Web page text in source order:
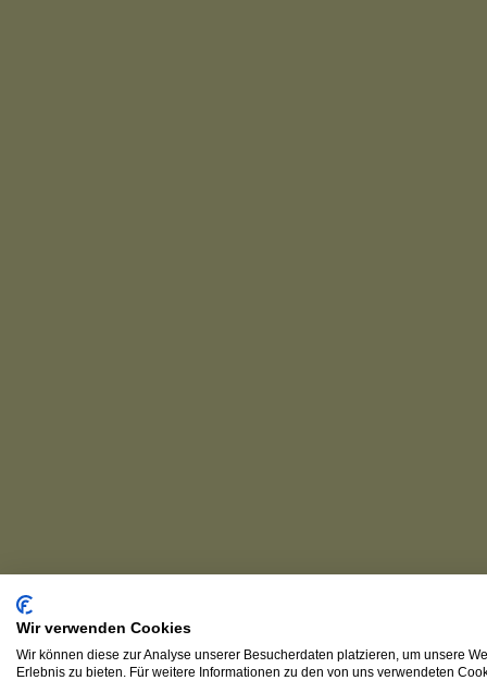
Wir verwenden Cookies
Wir können diese zur Analyse unserer Besucherdaten platzieren, um unsere
Erlebnis zu bieten. Für weitere Informationen zu den von uns verwendeten